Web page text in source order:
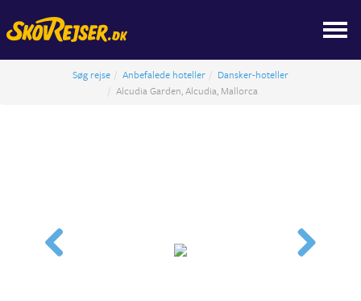
Søg rejse Anbefalede hoteller
Dansker-hoteller
Alcudia Garden, Alcudia, Mallorca